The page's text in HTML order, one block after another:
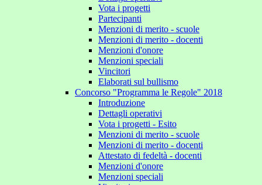
Vota i progetti
Partecipanti
Menzioni di merito - scuole
Menzioni di merito - docenti
Menzioni d'onore
Menzioni speciali
Vincitori
Elaborati sul bullismo
Concorso "Programma le Regole" 2018
Introduzione
Dettagli operativi
Vota i progetti - Esito
Menzioni di merito - scuole
Menzioni di merito - docenti
Attestato di fedeltà - docenti
Menzioni d'onore
Menzioni speciali